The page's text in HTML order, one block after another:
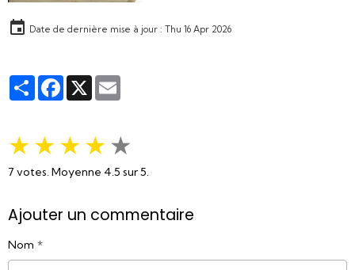
Date de dernière mise à jour : Thu 16 Apr 2026
PartagerFacebook
X
★★★★★
7 votes. Moyenne 4.5 sur 5.
Ajouter un commentaire
Nom